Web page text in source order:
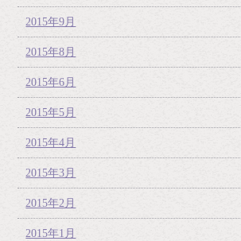
2015年9月
2015年8月
2015年6月
2015年5月
2015年4月
2015年3月
2015年2月
2015年1月